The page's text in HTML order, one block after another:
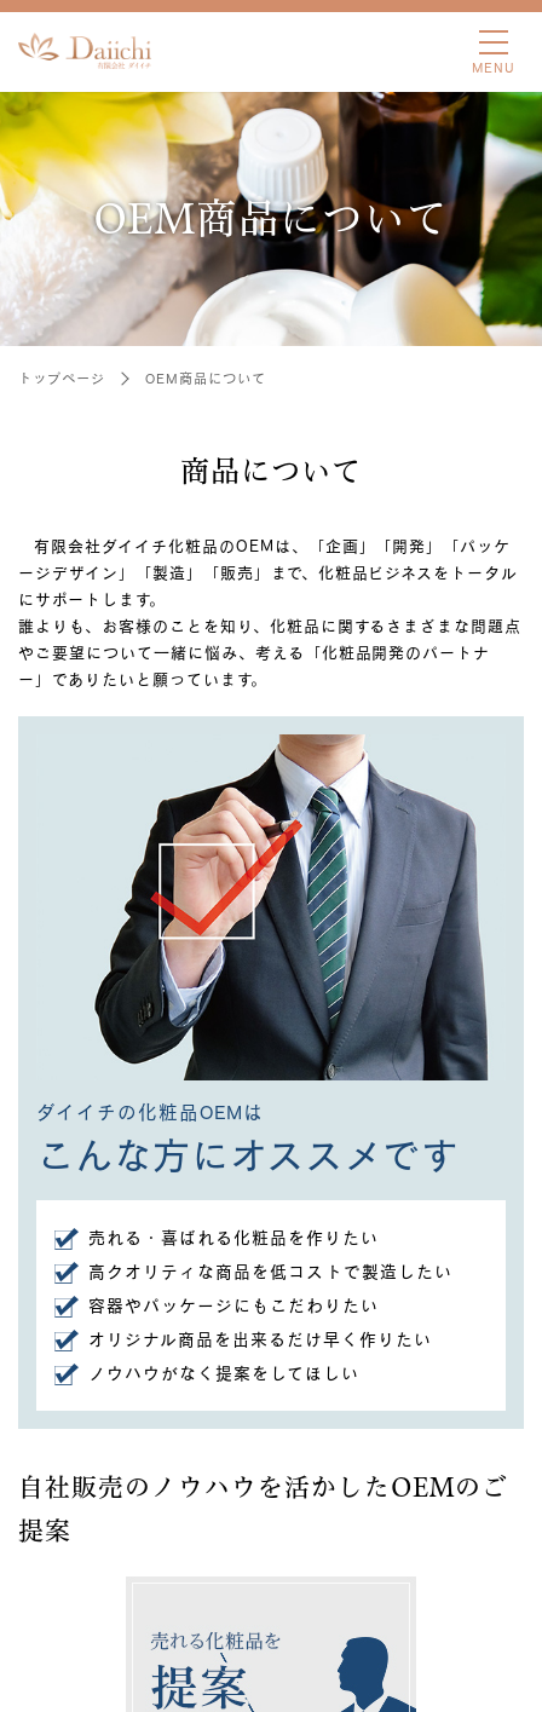
OEM商品について
トップページ OEM商品について
商品について
有限会社ダイイチ化粧品のOEMは、「企画」「開発」「パッケ
ージデザイン」「製造」「販売」まで、化粧品ビジネスをトータル
にサポートします。
誰よりも、お客様のことを知り、化粧品に関するさまざまな問題点
やご要望について一緒に悩み、考える「化粧品開発のパートナ
ー」でありたいと願っています。
ダイイチの化粧品OEMは
こんな方にオススメです
売れる・喜ばれる化粧品を作りたい
高クオリティ な商品を低コストで製造したい
容器やパッケージにも こだわりたい
オリジナル商品を 出来るだけ早く 作りたい
ノウハウがなく 提案をしてほしい
自社販売のノウハウを活かしたOEMのご
提案